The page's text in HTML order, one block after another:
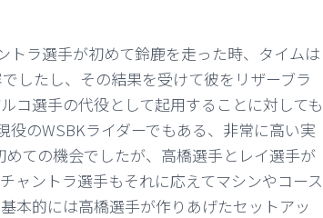
ラ選手が初めて鈴鹿を走った時、タイムは
したし、その結果を受けて彼をリザーブラ
コ選手の代役として起用することに対しても
のWSBKライダーでもある、非常に高い実
ての機会でしたが、高橋選手とレイ選手が
ャントラ選手もそれに応えてマシンやコース
本的には高橋選手が作りあげたセットアッ